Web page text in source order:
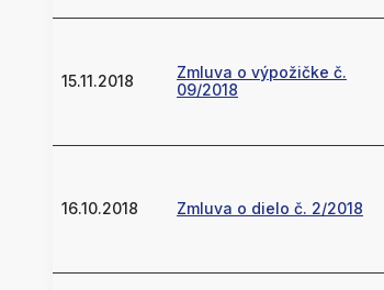
15.11.2018
Zmluva o výpožičke č.
09/2018
16.10.2018 Zmluva o dielo č. 2/2018